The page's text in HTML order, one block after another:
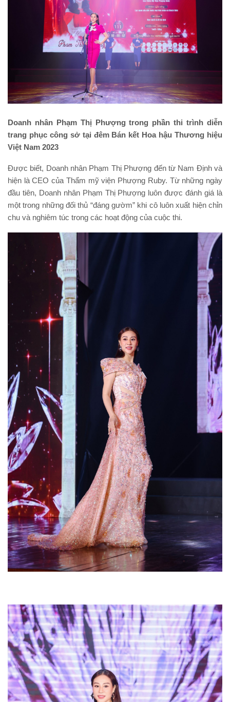
Doanh nhân Phạm Thị Phượng trong phần thi trình diễn
trang phục công sở tại đêm Bán kết Hoa hậu Thương hiệu
Việt Nam 2023
Được biết, Doanh nhân Phạm Thị Phượng đến từ Nam Định và
hiện là CEO của Thẩm mỹ viện Phượng Ruby. Từ những ngày
đầu tiên, Doanh nhân Phạm Thị Phượng luôn được đánh giá là
một trong những đối thủ “đáng gườm” khi cô luôn xuất hiện chỉn
chu và nghiêm túc trong các hoạt động của cuộc thi.